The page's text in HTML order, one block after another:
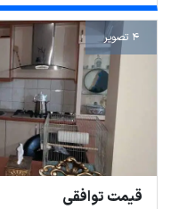
4 تصویر
قیمت توافقی